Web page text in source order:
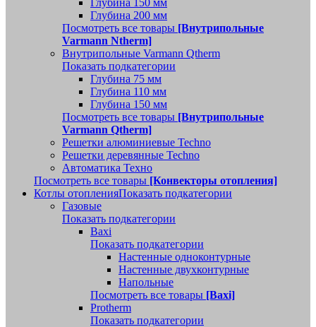
Глубина 150 мм
Глубина 200 мм
Посмотреть все товары [Внутрипольные
Varmann Ntherm]
Внутрипольные Varmann Qtherm
Показать подкатегории
Глубина 75 мм
Глубина 110 мм
Глубина 150 мм
Посмотреть все товары [Внутрипольные
Varmann Qtherm]
Решетки алюминиевые Techno
Решетки деревянные Techno
Автоматика Техно
Посмотреть все товары [Конвекторы отопления]
Котлы отопленияПоказать подкатегории
Газовые
Показать подкатегории
Baxi
Показать подкатегории
Настенные одноконтурные
Настенные двухконтурные
Напольные
Посмотреть все товары [Baxi]
Protherm
Показать подкатегории